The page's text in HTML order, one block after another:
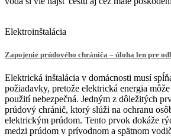
Elektroinštalácia
Zapojenie prúdového chrániča – úloha len pre
Elektrická inštalácia v domácnosti musí
požiadavky, pretože elektrická energia
použití nebezpečná. Jedným z dôležitých
prúdový chránič, ktorý slúži na ochranu
elektrickým prúdom. Tento prvok dokáže
medzi prúdom v prívodnom a spätnom